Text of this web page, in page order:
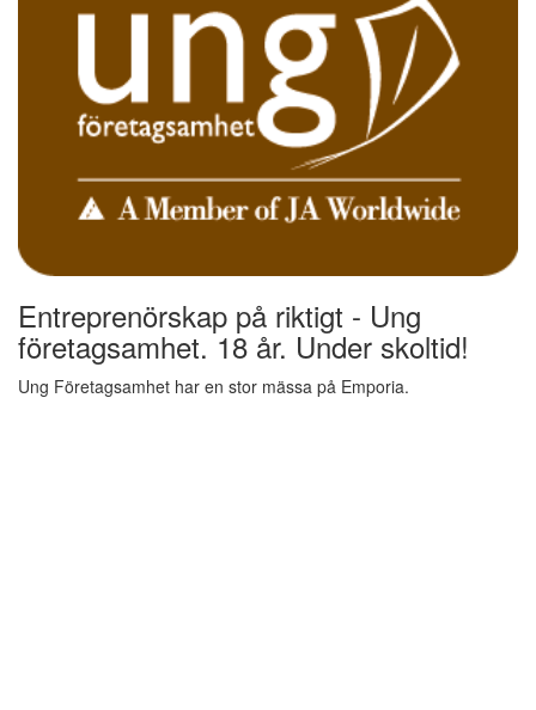
Entreprenörskap på riktigt - Ung
företagsamhet. 18 år. Under skoltid!
Ung Företagsamhet har en stor mässa på Emporia.